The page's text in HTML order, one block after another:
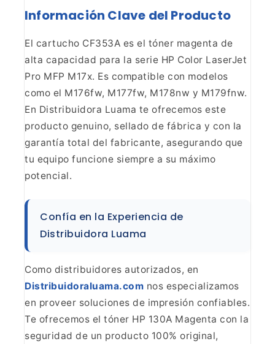
Información Clave del Producto
El cartucho CF353A es el tóner magenta de
alta capacidad para la serie HP Color LaserJet
Pro MFP M17x. Es compatible con modelos
como el M176fw, M177fw, M178nw y M179fnw.
En Distribuidora Luama te ofrecemos este
producto genuino, sellado de fábrica y con la
garantía total del fabricante, asegurando que
tu equipo funcione siempre a su máximo
potencial.
Confía en la Experiencia de
Distribuidora Luama
Como distribuidores autorizados, en
Distribuidoraluama.com nos especializamos
en proveer soluciones de impresión confiables.
Te ofrecemos el tóner HP 130A Magenta con la
seguridad de un producto 100% original,